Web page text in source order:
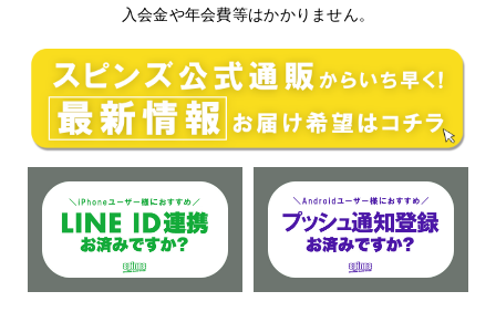
入会金や年会費等はかかりません。